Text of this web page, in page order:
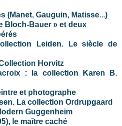
(Manet, Gauguin, Matisse...)
Bloch-Bauer » et deux
Leiden. Le siècle de
Horvitz
: la collection Karen B.
et photographe
La collection Ordrupgaard
Guggenheim
le maître caché